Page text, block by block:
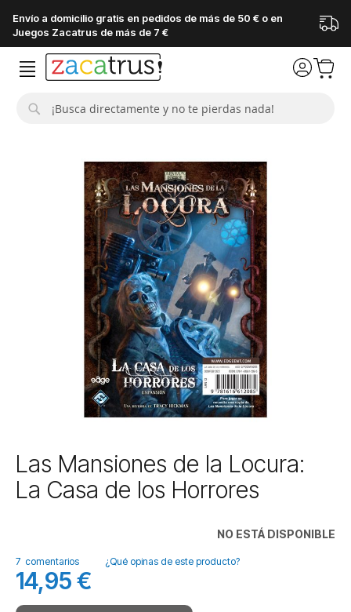
Envío a domicilio gratis en pedidos de más de 50 € o en
Juegos Zacatrus de más de 7 €
Saltar
al
comienzo
imágenes
Las Mansiones de la Locura:
La Casa de los Horrores
NO ESTÁ DISPONIBLE
7 comentarios ¿Qué opinas de este producto?
14,95 €